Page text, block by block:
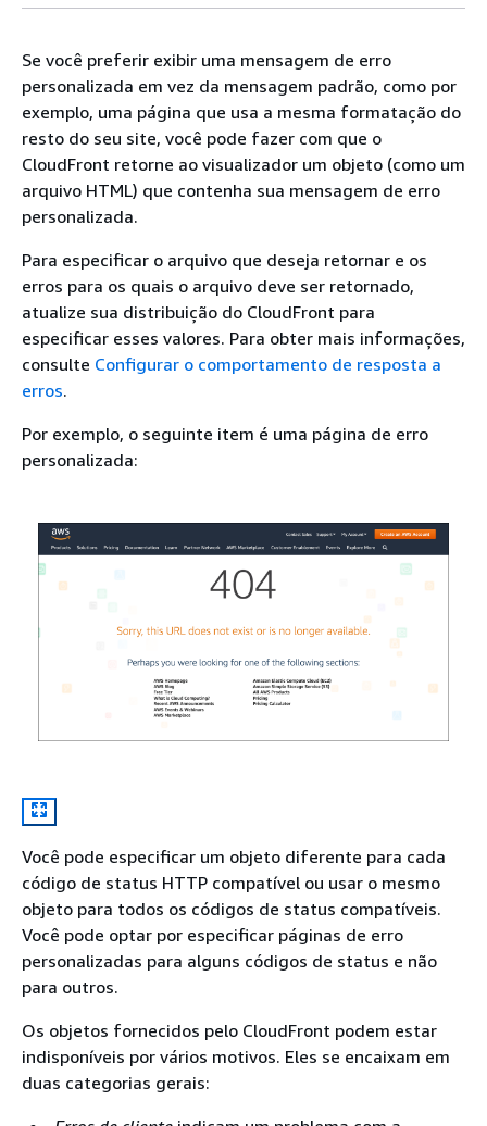
Se você preferir exibir uma mensagem de erro
personalizada em vez da mensagem padrão, como por
exemplo, uma página que usa a mesma formatação do
resto do seu site, você pode fazer com que o
CloudFront retorne ao visualizador um objeto (como um
arquivo HTML) que contenha sua mensagem de erro
personalizada.
Para especificar o arquivo que deseja retornar e os
erros para os quais o arquivo deve ser retornado,
atualize sua distribuição do CloudFront para
especificar esses valores. Para obter mais informações,
consulte Configurar o comportamento de resposta a
erros.
Por exemplo, o seguinte item é uma página de erro
personalizada:
Você pode especificar um objeto diferente para cada
código de status HTTP compatível ou usar o mesmo
objeto para todos os códigos de status compatíveis.
Você pode optar por especificar páginas de erro
personalizadas para alguns códigos de status e não
para outros.
Os objetos fornecidos pelo CloudFront podem estar
indisponíveis por vários motivos. Eles se encaixam em
duas categorias gerais: